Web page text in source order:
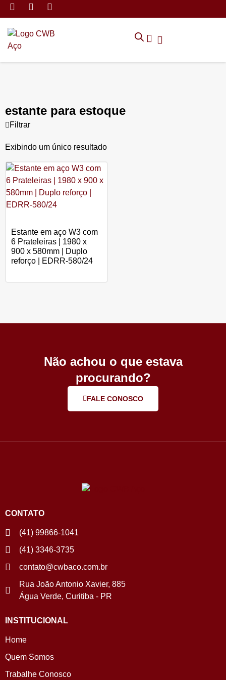
estante para estoque
Filtrar
Exibindo um único resultado
Estante em aço W3 com
6 Prateleiras | 1980 x
900 x 580mm | Duplo
reforço | EDRR-580/24
Não achou o que estava
procurando?
FALE CONOSCO
CONTATO
(41) 99866-1041
(41) 3346-3735
contato@cwbaco.com.br
Rua João Antonio Xavier, 885
Água Verde, Curitiba - PR
INSTITUCIONAL
Home
Quem Somos
Trabalhe Conosco